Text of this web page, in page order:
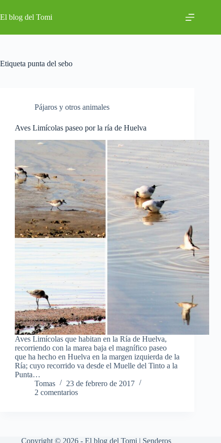
al
contenido
El blog del Tomi
Etiqueta punta del sebo
Pájaros y otros animales
Aves Limícolas paseo por la ría de Huelva
Aves Limícolas que habitan en la Ría de Huelva,
recorriendo con la marea baja el magnífico paseo
que ha hecho en Huelva en la margen izquierda de la
Ría; cuyo recorrido va desde el Muelle del Tinto a la
Punta…
Tomas
23 de febrero de 2017
2 comentarios
Copyright © 2026 - El blog del Tomi | Senderos